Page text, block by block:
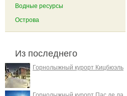
Водные ресурсы
Острова
Из последнего
Горнолыжный курорт Кицбюэль